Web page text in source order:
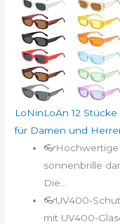
LoNinLoAn 12
für Damen und
👓Hochwertige
sonnenbrille
Die...
👓UV400-
mit UV400-